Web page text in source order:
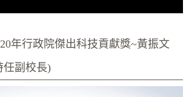
年行政院傑出科技貢獻獎~黃振文
任副校長)